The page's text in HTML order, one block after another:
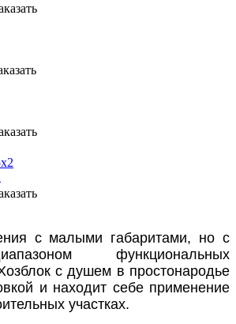
с малыми габаритами, но с
функциональных
с душем в простонародье
и находит себе применение
участках.